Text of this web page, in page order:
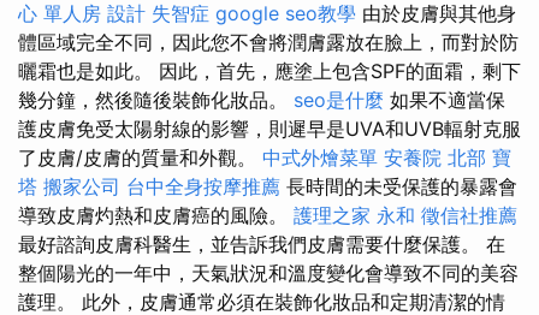
心 單人房 設計 失智症 google seo教學 由於皮膚與其他身
體區域完全不同，因此您不會將潤膚露放在臉上，而對於防
曬霜也是如此。 因此，首先，應塗上包含SPF的面霜，剩下
幾分鐘，然後隨後裝飾化妝品。 seo是什麼 如果不適當保
護皮膚免受太陽射線的影響，則遲早是UVA和UVB輻射克服
了皮膚/皮膚的質量和外觀。 中式外燴菜單 安養院 北部 寶
塔 搬家公司 台中全身按摩推薦 長時間的未受保護的暴露會
導致皮膚灼熱和皮膚癌的風險。 護理之家 永和 徵信社推薦
最好諮詢皮膚科醫生，並告訴我們皮膚需要什麼保護。 在
整個陽光的一年中，天氣狀況和溫度變化會導致不同的美容
護理。 此外，皮膚通常必須在裝飾化妝品和定期清潔的情